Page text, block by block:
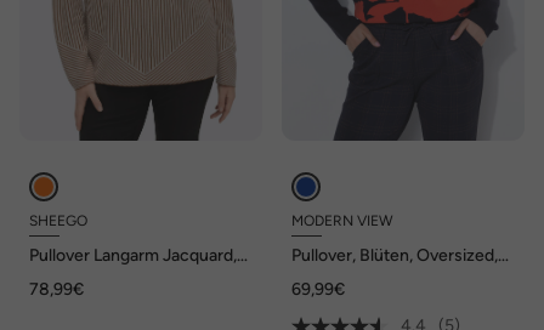
SHEEGO
Pullover Langarm Jacquard,
Rollkragen
78,99€
MODERN VIEW
Pullover, Blüten, Oversized,
69,99€
4.4
(5)